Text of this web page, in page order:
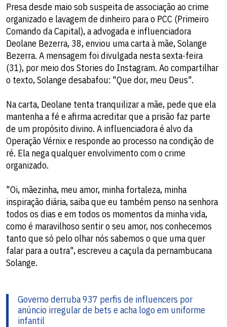
Presa desde maio sob suspeita de associação ao crime
organizado e lavagem de dinheiro para o PCC (Primeiro
Comando da Capital), a advogada e influenciadora
Deolane Bezerra, 38, enviou uma carta à mãe, Solange
Bezerra. A mensagem foi divulgada nesta sexta-feira
(31), por meio dos Stories do Instagram. Ao compartilhar
o texto, Solange desabafou: "Que dor, meu Deus".
Na carta, Deolane tenta tranquilizar a mãe, pede que ela
mantenha a fé e afirma acreditar que a prisão faz parte
de um propósito divino. A influenciadora é alvo da
Operação Vérnix e responde ao processo na condição de
ré. Ela nega qualquer envolvimento com o crime
organizado.
"Oi, mãezinha, meu amor, minha fortaleza, minha
inspiração diária, saiba que eu também penso na senhora
todos os dias e em todos os momentos da minha vida,
como é maravilhoso sentir o seu amor, nos conhecemos
tanto que só pelo olhar nós sabemos o que uma quer
falar para a outra", escreveu a caçula da pernambucana
Solange.
Governo derruba 937 perfis de influencers por
anúncio irregular de bets e acha logo em uniforme
infantil